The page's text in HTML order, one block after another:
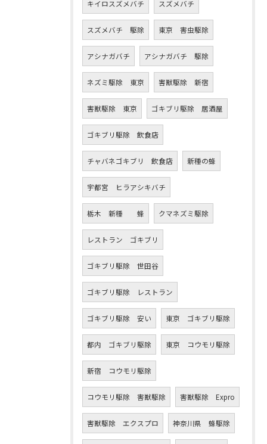
キイロスズメバチ スズメバチ
スズメバチ 駆除 東京 害虫駆除
アシナガバチ アシナガバチ 駆除
ネズミ駆除 東京 害獣駆除 新宿
害獣駆除 東京 ゴキブリ駆除 居酒屋
ゴキブリ駆除 飲食店
チャバネゴキブリ 飲食店 新種の蜂
宇都宮 ヒラアシキバチ
栃木 新種 蜂 クマネズミ駆除
レストラン ゴキブリ
ゴキブリ駆除 世田谷
ゴキブリ駆除 レストラン
ゴキブリ駆除 安い 東京 ゴキブリ駆除
都内 ゴキブリ駆除 東京 コウモリ駆除
新宿 コウモリ駆除
コウモリ駆除 害獣駆除 害獣駆除 Expro
害獣駆除 エクスプロ 神奈川県 蜂駆除